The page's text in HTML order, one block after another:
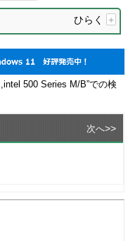
ひらく +
500 Series M/B”での検
次へ>>